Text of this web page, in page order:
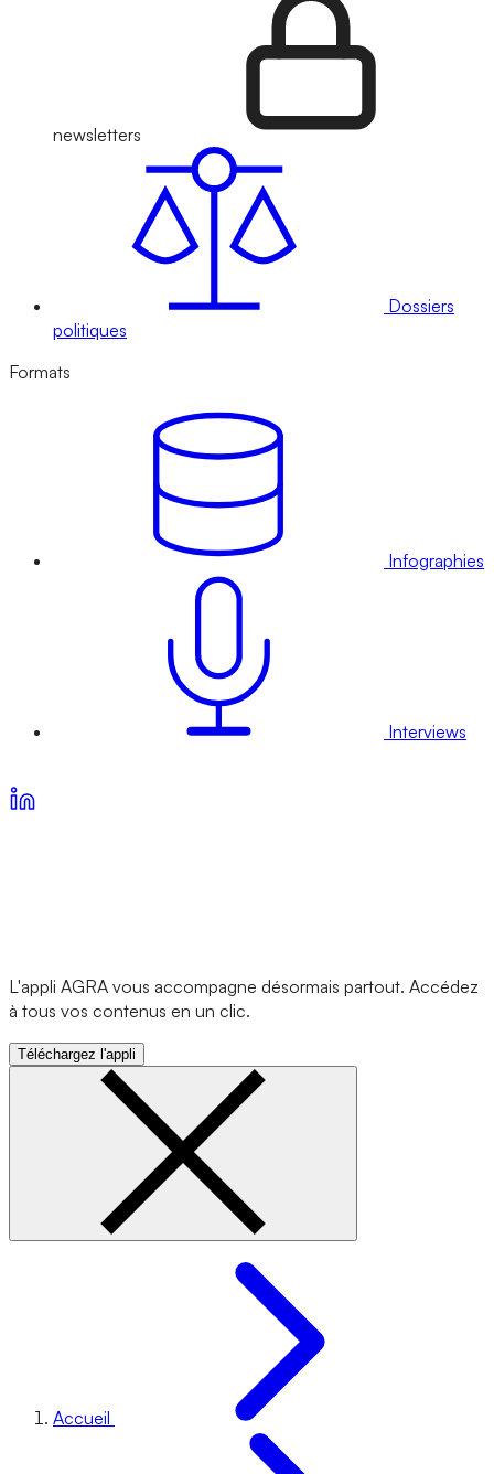
newsletters
Dossiers
politiques
Formats
Infographies
Interviews
L'appli AGRA vous accompagne désormais partout. Accédez
à tous vos contenus en un clic.
Téléchargez l'appli
Accueil